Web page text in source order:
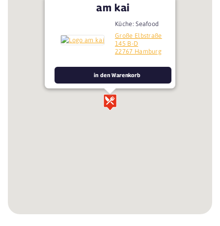
am kai
Küche: Seafood
Große Elbstraße
145 B-D
22767 Hamburg
in den Warenkorb